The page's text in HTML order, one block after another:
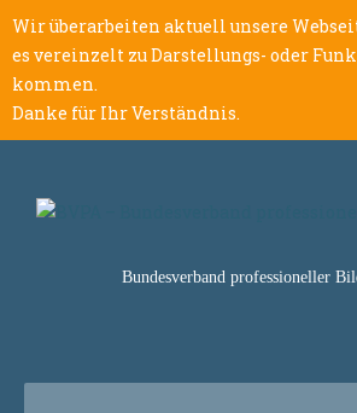
Wir überarbeiten aktuell unsere
es vereinzelt zu Darstellungs- oder
kommen.
Danke für Ihr Verständnis.
Bundesverband professioneller